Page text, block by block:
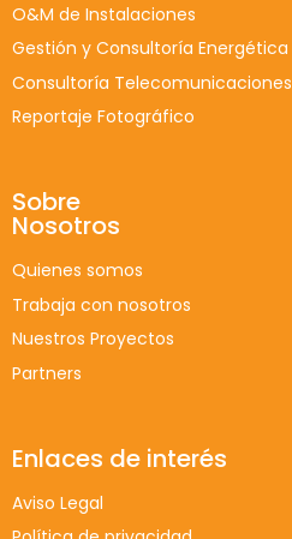
O&M de Instalaciones
Gestión y Consultoría Energética
Consultoría Telecomunicaciones
Reportaje Fotográfico
Sobre
Nosotros
Quienes somos
Trabaja con nosotros
Nuestros Proyectos
Partners
Enlaces de interés
Aviso Legal